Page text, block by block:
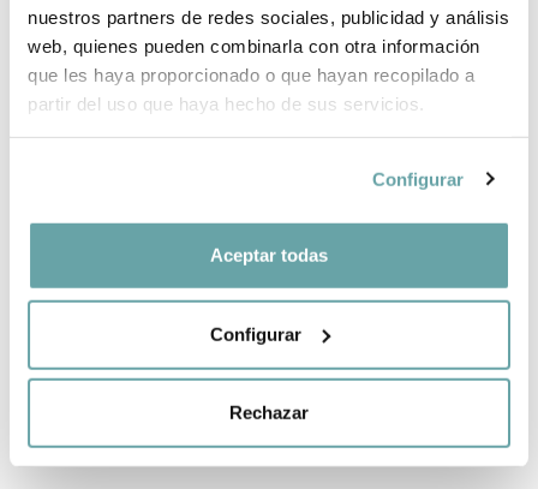
nuestros partners de redes sociales, publicidad y análisis
web, quienes pueden combinarla con otra información
que les haya proporcionado o que hayan recopilado a
partir del uso que haya hecho de sus servicios.
Configurar
Aceptar todas
Configurar
Rechazar
COMPLETE YOUR PURCHASE
OTHER CUSTOMERS ALSO VIEWED